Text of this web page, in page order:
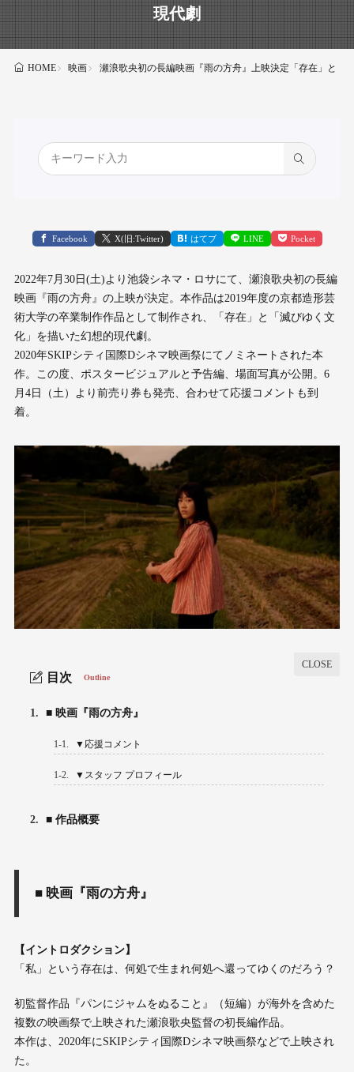
現代劇
HOME 映画 瀬浪歌央初の長編映画『雨の方舟』上映決定「存在」と「
Facebook X(旧:Twitter) はてブ LINE Pocket
2022年7月30日(土)より池袋シネマ・ロサにて、瀬浪歌央初の長編
映画『雨の方舟』の上映が決定。本作品は2019年度の京都造形芸
術大学の卒業制作作品として制作され、「存在」と「滅びゆく文
化」を描いた幻想的現代劇。
2020年SKIPシティ国際Dシネマ映画祭にてノミネートされた本
作。この度、ポスタービジュアルと予告編、場面写真が公開。6
月4日（土）より前売り券も発売、合わせて応援コメントも到
着。
目次 Outline
1. ■ 映画『雨の方舟』
1-1. ▼応援コメント
1-2. ▼スタッフ プロフィール
2. ■ 作品概要
■ 映画『雨の方舟』
【イントロダクション】
「私」という存在は、何処で生まれ何処へ還ってゆくのだろう？
初監督作品『パンにジャムをぬること』（短編）が海外を含めた
複数の映画祭で上映された瀬浪歌央監督の初長編作品。
本作は、2020年にSKIPシティ国際Dシネマ映画祭などで上映され
た。